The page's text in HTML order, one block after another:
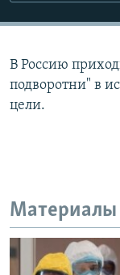
В Россию
подворотни" в
цели.
Материалы